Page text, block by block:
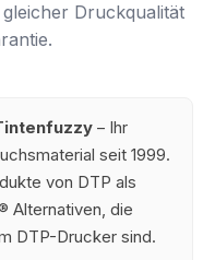
Druckqualität
– Ihr
seit 1999.
von DTP als
Alternativen, die
DTP-Drucker sind.